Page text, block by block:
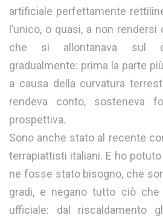
artificiale perfettamente
l’unico, o quasi, a non
che si allontanava sul
gradualmente: prima la parte
a causa della curvatura
rendeva conto, sosteneva
prospettiva.
Sono anche stato al recente
terrapiattisti italiani. E ho
ne fosse stato bisogno, che
gradi, e negano tutto ciò che
ufficiale: dal riscaldamento